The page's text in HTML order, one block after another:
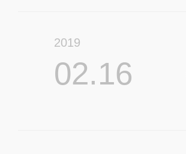
2019
02.16